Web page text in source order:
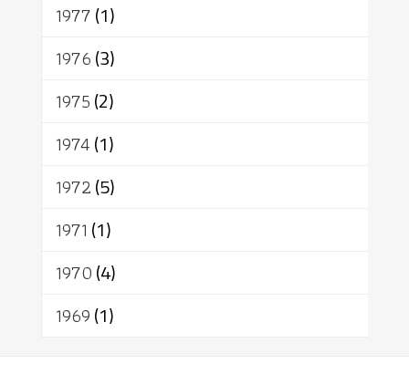
1977(1)
1976(3)
1975(2)
1974(1)
1972(5)
1971 (1)
1970(4)
1969(1)